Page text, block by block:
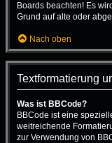
Boards beachten! Es
Grund auf alte oder
Nach oben
Textformatierung
Was ist BBCode?
BBCode ist eine
weitreichende
zur Verwendung von